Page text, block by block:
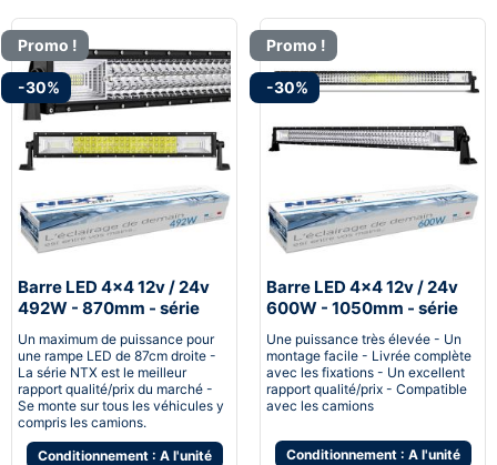
Promo !
-30%
Barre LED 4x4 12v / 24v
492W - 870mm - série
Un maximum de puissance pour
une rampe LED de 87cm droite -
La série NTX est le meilleur
rapport qualité/prix du marché -
Se monte sur tous les véhicules y
compris les camions.
Conditionnement : A l'unité
Promo !
-30%
Barre LED 4x4 12v / 24v
600W - 1050mm - série
Une puissance très élevée - Un
montage facile - Livrée complète
avec les fixations - Un excellent
rapport qualité/prix - Compatible
avec les camions
Conditionnement : A l'unité